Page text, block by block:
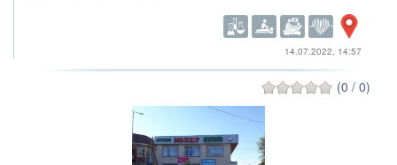
14.07.2022, 14:57
(0 / 0)